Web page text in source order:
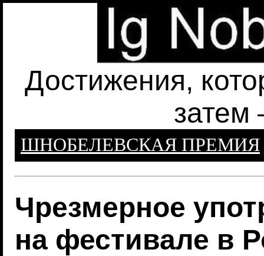
Достижения,
затем
ШНОБЕЛЕВСКАЯ ПРЕМИЯ
Чрезмерное
на фестивале в